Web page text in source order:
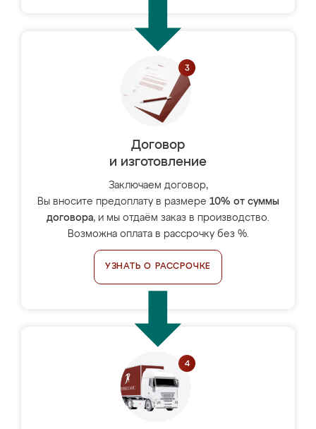
Договор
и изготовление
Заключаем договор,
Вы вносите предоплату в размере 10% от суммы
договора, и мы отдаём заказ в производство.
Возможна оплата в рассрочку без %.
УЗНАТЬ О РАССРОЧКЕ